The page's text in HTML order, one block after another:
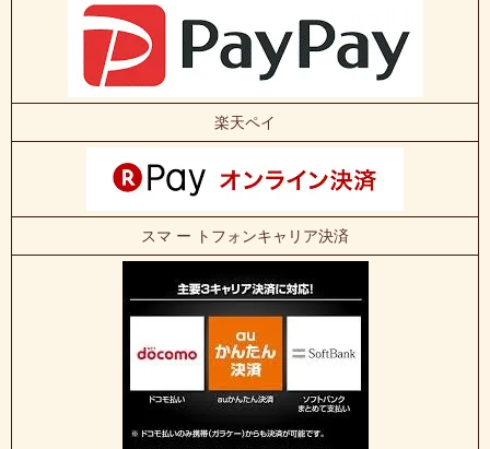
楽天ペイ
スマ ー トフォンキャリア決済